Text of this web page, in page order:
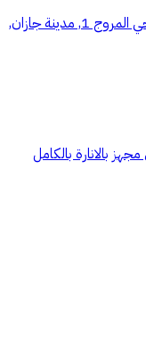
مستودع للإيجار في شارع شارع الملك فيصل , حي المروج 1, مدينة جازان,